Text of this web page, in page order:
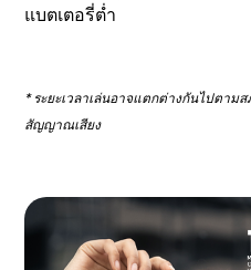
แบตเตอรี่ต่ำ
* ระยะเวลาเล่นอาจแตกต่างกันไปตาม
สัญญาณเสียง